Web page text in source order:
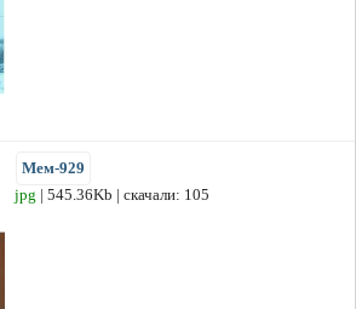
Мем-929
jpg | 545.36Kb | скачали: 105